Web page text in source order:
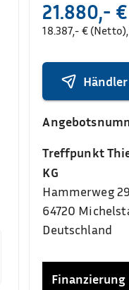
21.880,- €
18.387,- €
Treffpunkt
KG
Hammerweg 29
64720
Deutschland
Finanzierung